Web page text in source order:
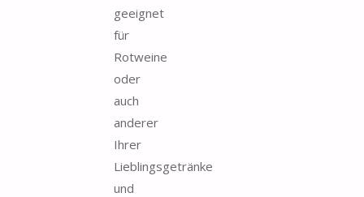
geeignet
für
Rotweine
oder
auch
anderer
Ihrer
Lieblingsgetränke
und